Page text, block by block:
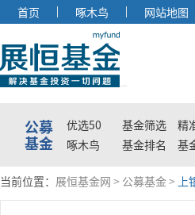
首页 啄木鸟 网站地图
公募
基金
优选50 基金筛选
精
啄木鸟
基金排名 基
当前位置： 展恒基金网 > 公募基金>